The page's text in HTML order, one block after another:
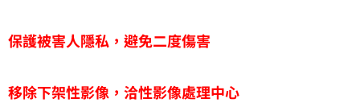
保護被害人隱私，避免二度傷害
移除下架性影像，洽性影像處理中心